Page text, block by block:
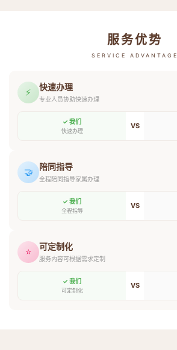
服务优势
SERVICE ADVANTAGE
⚡ 快速办理
专业人员协助快速办理
✓ 我们
快速办理
VS
🤝 陪同指导
全程陪同指导家属办理
✓ 我们
全程指导
VS
⭐ 可定制化
服务内容可根据需求定制
✓ 我们
可定制化
VS